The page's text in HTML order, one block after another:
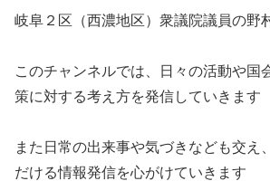
岐阜２区（西濃地区）衆議院議員の野
このチャンネルでは、日々の活動や国
策に対する考え方を発信していきます
また日常の出来事や気づきなども交え
だける情報発信を心がけていきます